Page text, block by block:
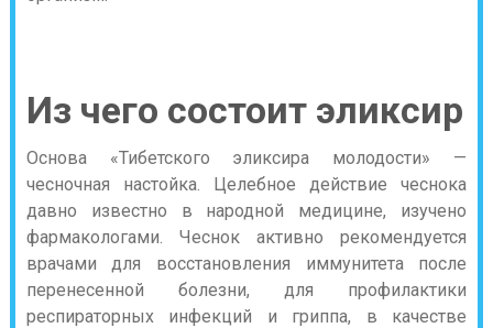
Из чего состоит эликсир
Основа «Тибетского эликсира молодости» —
чесночная настойка. Целебное действие чеснока
давно известно в народной медицине, изучено
фармакологами. Чеснок активно рекомендуется
врачами для восстановления иммунитета после
перенесенной болезни, для профилактики
респираторных инфекций и гриппа, в качестве